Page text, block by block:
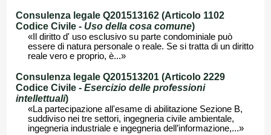
Consulenza legale Q201513162 (Articolo 1102
Codice Civile - Uso della cosa comune)
«Il diritto d' uso esclusivo su parte condominiale può
essere di natura personale o reale. Se si tratta di un diritto
reale vero e proprio, è...»
Consulenza legale Q201513201 (Articolo 2229
Codice Civile - Esercizio delle professioni
intellettuali)
«La partecipazione all'esame di abilitazione Sezione B,
suddiviso nei tre settori, ingegneria civile ambientale,
ingegneria industriale e ingegneria dell’informazione,...»